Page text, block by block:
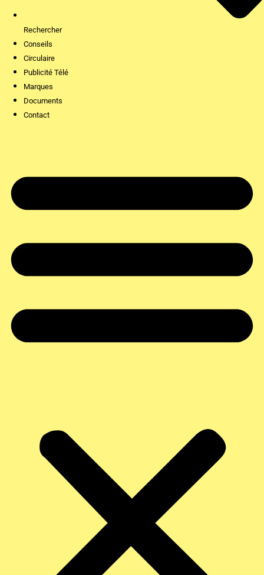
Rechercher
Conseils
Circulaire
Publicité Télé
Marques
Documents
Contact